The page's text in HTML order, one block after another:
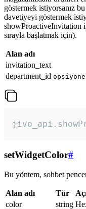
göstermek istiyorsanız
davetiyeyi göstermek
showProactiveInvitation
sırayla başlatmak için).
Alan adı
invitation_text
department_id
setWidgetColor#
Bu yöntem, sohbet
Alan adı Tür
color
string